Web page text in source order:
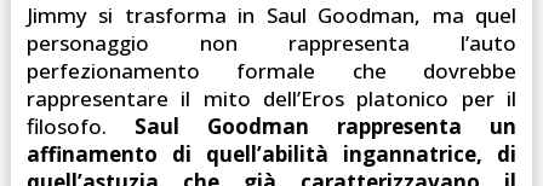
Jimmy si trasforma in Saul Goodman, ma quel
personaggio non rappresenta l’auto
perfezionamento
formale che dovrebbe
rappresentare il mito dell’Eros platonico per il
filosofo. Saul Goodman rappresenta un
affinamento di quell’abilità ingannatrice, di